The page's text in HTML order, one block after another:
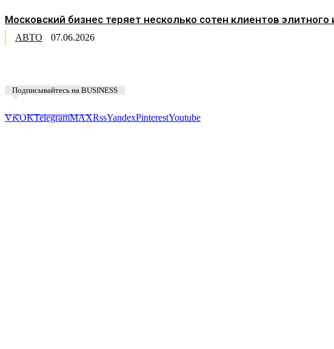
Московский бизнес теряет несколько сотен клиентов
АВТО 07.06.2026
Подписывайтесь на BUSINESS
VKOKTelegramMAXRssYandexPinterestYoutube